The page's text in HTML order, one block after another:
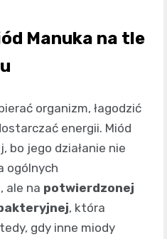
Manuka na tle
organizm, łagodzić
energii. Miód
bo jego działanie nie
ogólnych
ale na potwierdzonej
, która
gdy inne miody